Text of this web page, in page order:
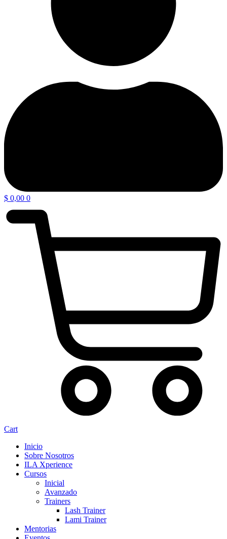
$ 0,00 0
Cart
Inicio
Sobre Nosotros
ILA Xperience
Cursos
Inicial
Avanzado
Trainers
Lash Trainer
Lami Trainer
Mentorias